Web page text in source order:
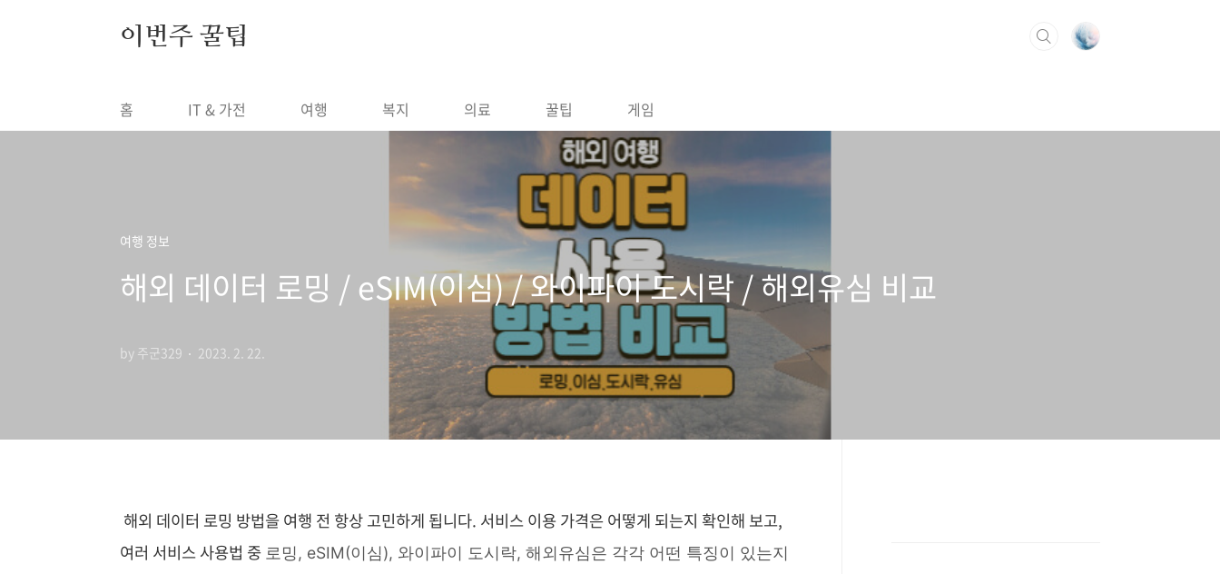
이번주 꿀팁
홈 IT & 가전 여행 복지 의료 꿀팁 게임
여행 정보
해외 데이터 로밍 / eSIM(이심) / 와이파이 도시락 / 해외유심 비교
by 주군329 2023. 2. 22.
해외 데이터 로밍 방법을 여행 전 항상 고민하게 됩니다. 서비스 이용 가격은 어떻게 되는지 확인해 보고,
여러 서비스 사용법 중 로밍, eSIM(이심), 와이파이 도시락, 해외유심은 각각 어떤 특징이 있는지